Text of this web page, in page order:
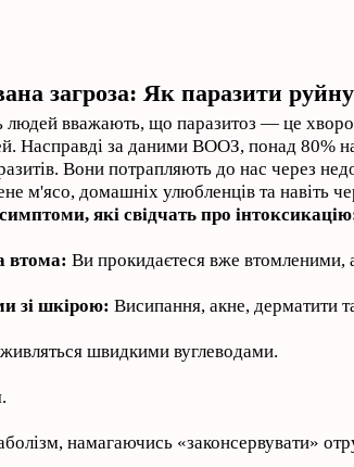
загроза: Як паразити
людей вважають, що паразитоз — це
Насправді за даними ВООЗ, понад 80%
Вони потрапляють до нас через
м'ясо, домашніх улюбленців та навіть
які свідчать про
втома: Ви прокидаєтеся вже втомленими,
зі шкірою: Висипання, акне, дерматити
швидкими вуглеводами.
намагаючись «законсервувати»